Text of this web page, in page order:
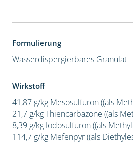
Formulierung
Wasserdispergierbares Granulat
Wirkstoff
41,87 g/kg Mesosulfuron ((als
21,7 g/kg Thiencarbazone ((als
8,39 g/kg Iodosulfuron ((als
114,7 g/kg Mefenpyr ((als